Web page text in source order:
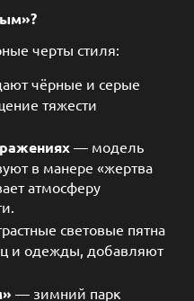
черты стиля:
чёрные и серые
тяжести
— модель
в манере «жертва
атмосферу
световые пятна
и одежды, добавляют
— зимний парк